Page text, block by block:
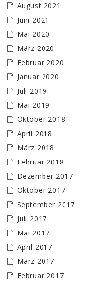
August 2021
Juni 2021
Mai 2020
März 2020
Februar 2020
Januar 2020
Juli 2019
Mai 2019
Oktober 2018
April 2018
März 2018
Februar 2018
Dezember 2017
Oktober 2017
September 2017
Juli 2017
Mai 2017
April 2017
März 2017
Februar 2017